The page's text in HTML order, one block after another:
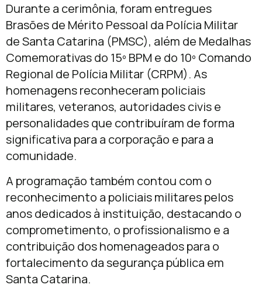
Durante a cerimônia, foram entregues
Brasões de Mérito Pessoal da Polícia Militar
de Santa Catarina (PMSC), além de Medalhas
Comemorativas do 15º BPM e do 10º Comando
Regional de Polícia Militar (CRPM). As
homenagens reconheceram policiais
militares, veteranos, autoridades civis e
personalidades que contribuíram de forma
significativa para a corporação e para a
comunidade.
A programação também contou com o
reconhecimento a policiais militares pelos
anos dedicados à instituição, destacando o
comprometimento, o profissionalismo e a
contribuição dos homenageados para o
fortalecimento da segurança pública em
Santa Catarina.